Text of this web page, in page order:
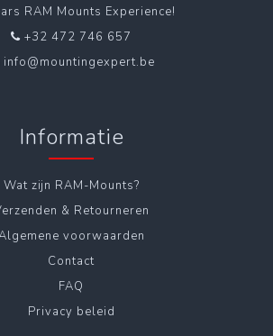
RAM Mounts Experience!
+32 472 746 657
info@mountingexpert.be
Informatie
Wat zijn RAM-Mounts?
& Retourneren
voorwaarden
Contact
FAQ
Privacy beleid